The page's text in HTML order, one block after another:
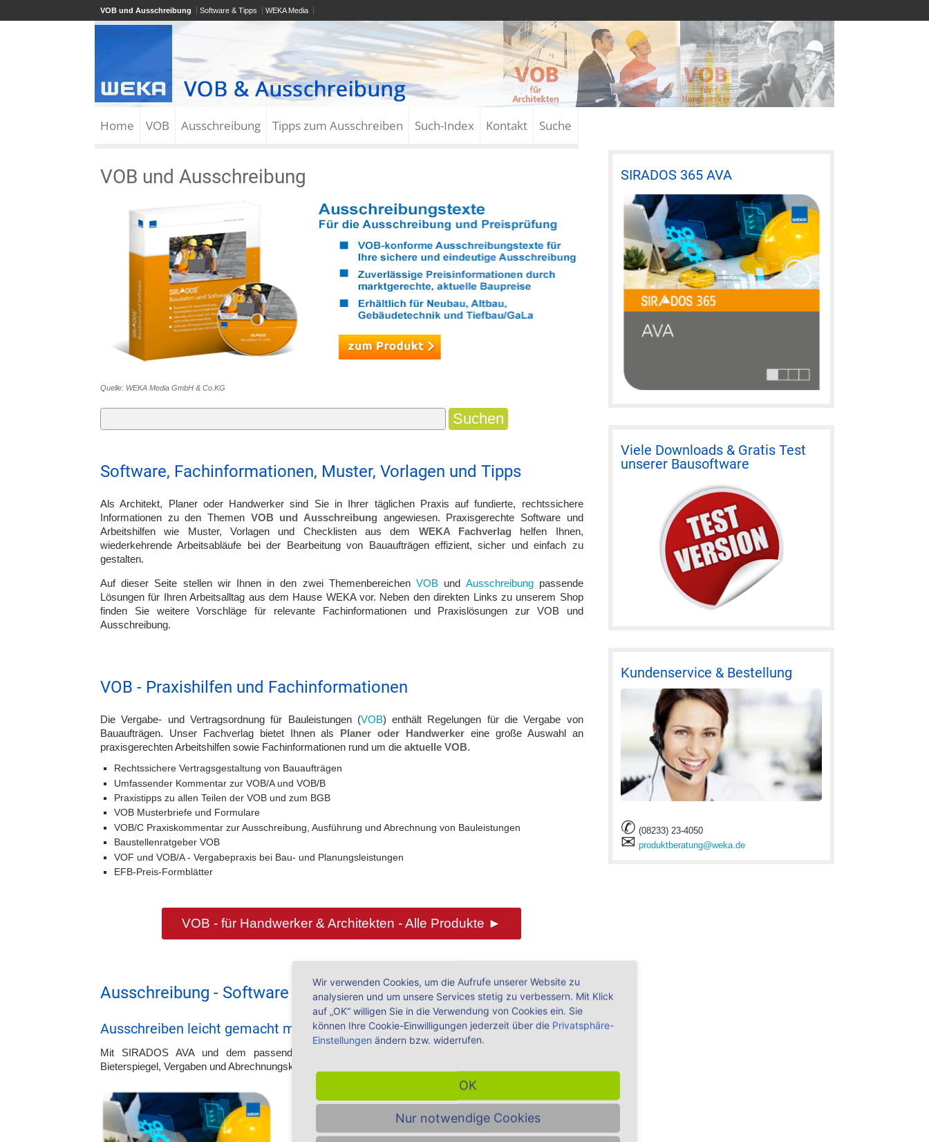
VOB und Ausschreibung Software & Tipps WEKA Media
Home VOB Ausschreibung Tipps zum Ausschreiben Such-Index Kontakt Suche
VOB und Ausschreibung
Quelle: WEKA Media GmbH & Co.KG
Software, Fachinformationen, Muster, Vorlagen und Tipps
Als Architekt, Planer oder Handwerker sind Sie in Ihrer täglichen Praxis auf fundierte, rechtssichere
Informationen zu den Themen VOB und Ausschreibung angewiesen. Praxisgerechte Software und
Arbeitshilfen wie Muster, Vorlagen und Checklisten aus dem WEKA Fachverlag helfen Ihnen,
wiederkehrende Arbeitsabläufe bei der Bearbeitung von Bauaufträgen effizient, sicher und einfach zu
gestalten.
Auf dieser Seite stellen wir Ihnen in den zwei ThemenbereichenVOB und Ausschreibungpassende
Lösungen für Ihren Arbeitsalltag aus dem Hause WEKA vor. Neben den direkten Links zu unserem Shop
finden Sie weitere Vorschläge für relevante Fachinformationen und Praxislösungen zur VOB und
Ausschreibung.
VOB - Praxishilfen und Fachinformationen
Die Vergabe- und Vertragsordnung für Bauleistungen (VOB) enthält Regelungen für die Vergabe von
Bauaufträgen. Unser Fachverlag bietet Ihnen als Planer oder Handwerker eine große Auswahl an
praxisgerechten Arbeitshilfen sowie Fachinformationen rund um die aktuelle VOB.
Rechtssichere Vertragsgestaltung von Bauaufträgen
Umfassender Kommentar zur VOB/A und VOB/B
Praxistipps zu allen Teilen der VOB und zum BGB
VOB Musterbriefe und Formulare
VOB/C Praxiskommentar zur Ausschreibung, Ausführung und Abrechnung von Bauleistungen
Baustellenratgeber VOB
VOF und VOB/A - Vergabepraxis bei Bau- und Planungsleistungen
EFB-Preis-Formblätter
VOB - für Handwerker & Architekten - Alle Produkte ►
Ausschreibung - Software und Fachinformationen
Ausschreiben leicht gemacht mit SIRADOS AVA
Mit SIRADOS AVA und dem passenden Baudatenpaket erstellen Sie effiziente Ausschreibungen,
Bieterspiegel, Vergaben und Abrechnungskontrollen.
SIRADOS 365 AVA
Viele Downloads & Gratis Test
unserer Bausoftware
Kundenservice & Bestellung
✆ (08233) 23-4050
✉ produktberatung@weka.de
Wir verwenden Cookies, um die Aufrufe unserer Website zu
analysieren und um unsere Services stetig zu verbessern. Mit Klick
auf „OK“ willigen Sie in die Verwendung von Cookies ein. Sie
können Ihre Cookie-Einwilligungen jederzeit über die Privatsphäre-
Einstellungen ändern bzw. widerrufen.
OK
Nur notwendige Cookies